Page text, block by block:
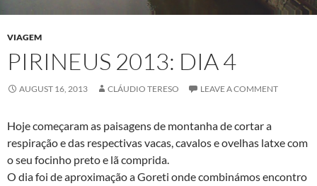
VIAGEM
PIRINEUS 2013: DIA 4
AUGUST 16, 2013 CLÁUDIO TERESO LEAVE A COMMENT
Hoje começaram as paisagens de montanha de cortar a
respiração e das respectivas vacas, cavalos e ovelhas latxe com
o seu focinho preto e lã comprida.
O dia foi de aproximação a Goreti onde combinámos encontro